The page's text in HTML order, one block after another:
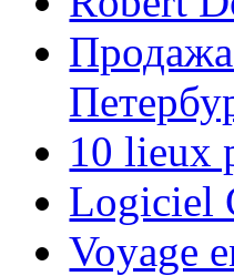
10 lieux
Logiciel
Voyage